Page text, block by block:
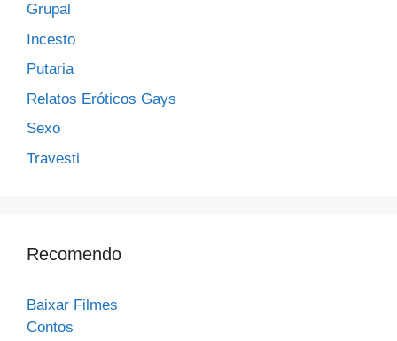
Grupal
Incesto
Putaria
Relatos Eróticos Gays
Sexo
Travesti
Recomendo
Baixar Filmes
Contos